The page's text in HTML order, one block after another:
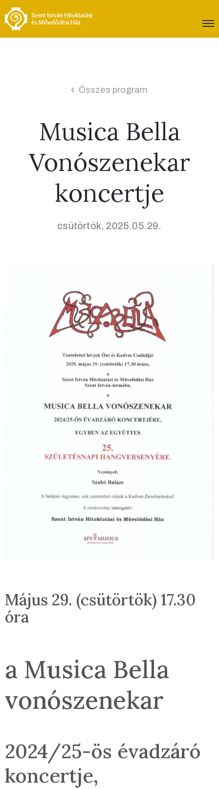
Összes program
Musica Bella
Vonószenekar
koncertje
csütörtök, 2025.05.29.
Május 29. (csütörtök) 17.30
óra
a Musica Bella
vonószenekar
2024/25-ös évadzáró
koncertje,